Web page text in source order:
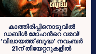
കാത്തിരിപ്പിനൊടുവിൽ
ഡബിൾ മോഹന്‍റെ വരവ്!
‘വിലായത്ത് ബുദ്ധ’ നവംബർ
21ന് തിയേറ്ററുകളിൽ